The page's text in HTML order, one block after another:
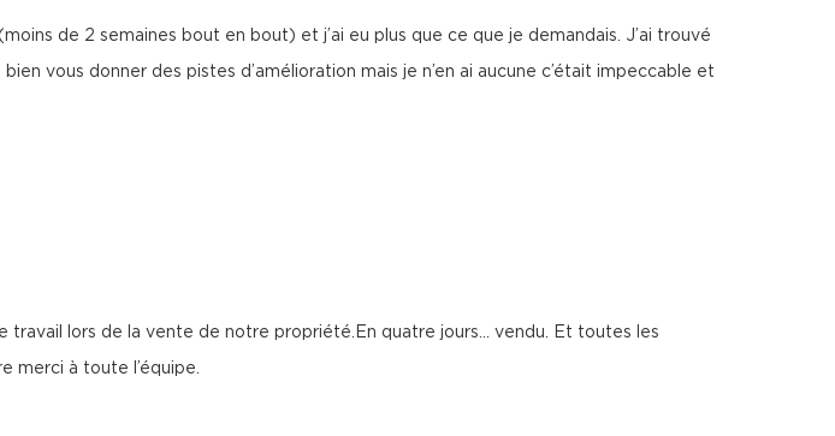
de 2 semaines bout en bout) et j’ai eu plus que ce que je demandais. J’ai trouvé
vous donner des pistes d’amélioration mais je n’en ai aucune c’était impeccable et
lors de la vente de notre propriété.En quatre jours… vendu. Et toutes les
merci à toute l’équipe.